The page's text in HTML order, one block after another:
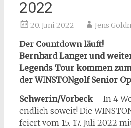
2022
20. Juni 2022 Jens
Der Countdown läuft!
Bernhard Langer und
Legends Tour kommen
der WINSTONgolf Senior
Schwerin/Vorbeck– In 4
endlich soweit! Die
feiert vom 15.-17. Juli 2022